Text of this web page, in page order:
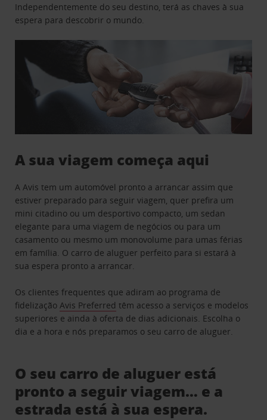
Independentemente do seu destino, terá as chaves à sua
espera para descobrir o mundo.
A sua viagem começa aqui
A Avis tem um automóvel pronto a arrancar assim que
estiver preparado para seguir viagem, quer prefira um
mini citadino ou um desportivo compacto, um sedan
elegante para uma viagem de negócios ou para um
casamento ou mesmo um monovolume para umas férias
em família. O carro de aluguer perfeito para si estará à
sua espera pronto a arrancar.
Os clientes frequentes que adiram ao programa de
fidelizaçãoAvis Preferred têm acesso a serviços e modelos
superiores e ainda à oferta de dias adicionais. Escolha o
dia e a hora e nós preparamos o seu carro de aluguer.
O seu carro de aluguer está
pronto a seguir viagem… e a
estrada está à sua espera.